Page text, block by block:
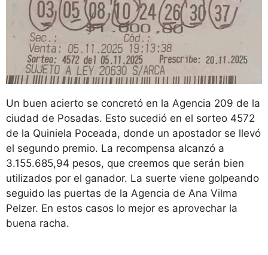
Un buen acierto se concretó en la Agencia 209 de la
ciudad de Posadas. Esto sucedió en el sorteo 4572
de la Quiniela Poceada, donde un apostador se llevó
el segundo premio. La recompensa alcanzó a
3.155.685,94 pesos, que creemos que serán bien
utilizados por el ganador. La suerte viene golpeando
seguido las puertas de la Agencia de Ana Vilma
Pelzer. En estos casos lo mejor es aprovechar la
buena racha.